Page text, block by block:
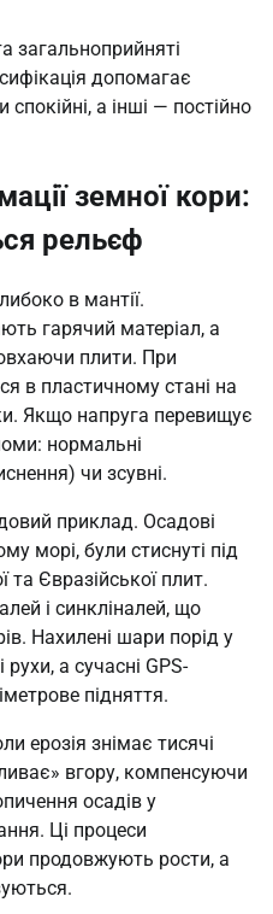
загальноприйняті
допомагає
спокійні, а інші — постійно
земної кори:
рельєф
в мантії.
гарячий матеріал, а
плити. При
в пластичному стані на
Якщо напруга перевищує
нормальні
чи зсувні.
приклад. Осадові
морі, були стиснуті під
та Євразійської плит.
і синкліналей, що
Нахилені шари порід у
а сучасні GPS-
підняття.
ерозія знімає тисячі
вгору, компенсуючи
осадів у
Ці процеси
продовжують рости, а